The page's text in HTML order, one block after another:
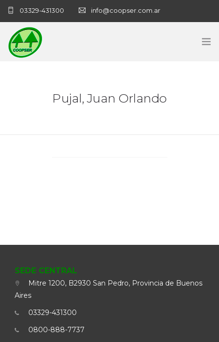
03329-431300 info@coopser.com.ar
COOPERATIVAPujal, Juan Orlando
SEDE CENTRAL
Mitre 1200, B2930 San Pedro, Provincia de Buenos
Aires
03329-431300
0800-888-7737